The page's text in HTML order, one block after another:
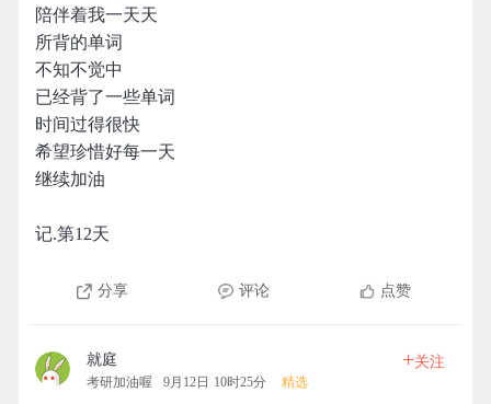
陪伴着我一天天
所背的单词
不知不觉中
已经背了一些单词
时间过得很快
希望珍惜好每一天
继续加油
记.第12天
分享 评论 点赞
就庭
考研加油喔 9月12日 10时25分 精选
+关注